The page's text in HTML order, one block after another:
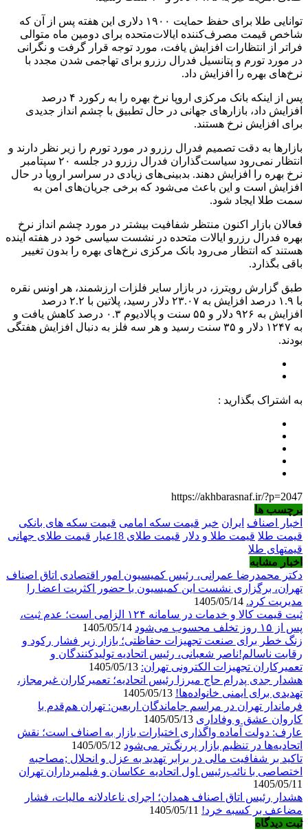
توانایی طلا برای حفظ حمایت ۱۹۰۰ دلاری این هفته پس از آن که
شاخص قیمت مصرف‌کننده ایالات‌متحده برای دومین ماه متوالی
فراتر از انتظارات افزایش یافت، مورد توجه قرار گرفت و نگرانی
در مورد تورم و پتانسیل فدرال رزرو برای تهاجمی شدن مجدد با
نرخ‌های بهره را افزایش داد.
پس از اینکه بانک مرکزی اروپا نرخ بهره را به رکورد ۴ درصد
افزایش داد، بازارهای جهانی در حال تطبیق با چشم انداز جدیدی
برای افزایش نرخ هستند.
بازارها به دقت تصمیم فدرال رزرو در مورد تورم را زیر نظر دارند و
انتظار نمی‌رود سیاست‌گذاران فدرال رزرو در جلسه ۲۰ سپتامبر
نرخ بهره را افزایش دهند. بدبینی‌های زیادی در سراسر اروپا در حال
افزایش است و این باعث می‌شود که برخی جریان‌های امن به
سمت طلا ایجاد شود.
فعالان بازار اکنون منتظر شفافیت بیشتر در مورد چشم انداز نرخ
بهره فدرال رزرو ایالات متحده در نشست سیاسی خود در هفته آینده
هستند که انتظار می‌رود بانک مرکزی نرخ‌های بهره را بدون تغییر
باقی بگذارد.
طبق گزارش رویترز، در بازار سایر فلزات ارزشمند، هر اونس نقره
با ۱.۹ درصد افزایش به ۲۳.۰۷ دلار رسید، پلاتین با ۲.۲ درصد
افزایش به ۹۲۶ دلار و ۵۵ سنت و پالادیوم ۰.۳ درصد کاهش یافت و
به ۱۲۴۷ دلار و ۳۵ سنت رسید و هر سه فلز به دنبال افزایش هفتگی
بودند.
به اشتراک بگذارید :
https://akhbarasnaf.ir/?p=2047
برچسب ها
اخبار اصناف ایران خبر قیمت سکه امامی قیمت سکه های بانکی
قیمت طلا قیمت طلا و دلار قیمت طلای 18عیار
قیمت طلای جهانی
قیمتهای طلا
اخبار مشابه
دکتر محمدرضا عمرانی، رئیس کمیسیون امور اقتصادی اتاق اصناف
تهران، برگزاری نشست این کمیسیون با حضور اکثریت اعضا را
مدیریت کرد.
ثبت قیمت کالا و خدمات در سامانه ۱۲۴ الزامی است؛ عدم ثبت،
پس از ۱۵ روز تخلف محسوب می‌شود
زنگ خطر برای صنعت تجهیزات حفاظتی؛ بازار زیر فشار رکود و
رقابت ناسالم!ناصر شعبانی، رئیس اتحادیه تولیدکنندگان و
تعمیرکاران تجهیزات الکترونی تهران:
هشدار جدی پدرام حاج میرزا رئیس اتحادیه؛ تعمیرکاران غیرمجاز،
تهدیدی برای ایمنی خانواده‌ها!
فرماندار تهران در مراسم جاماندگان اربعین: تهران هم‌قدم با
کاروان عشق و وفاداری
عارف: دولت آماده واگذاری اختیارات بازار به اصناف است؛ نقش
اتحادیه‌ها در تنظیم بازار پررنگ‌تر می‌شود
تاکید بر شفافیت مالی در برابر تهدید به عزل و انحلال ;مصاحبه
اختصاصی با نائب‌رئیس اول اتحادیه عکاسان و فیلمبرداران تهران
1405/05/11
هشدار رئیس اتاق اصناف همدان؛ اجرای ناعادلانه مالیات، فشار
مضاعف بر کسبه خرد!
ثبت دیدگاه